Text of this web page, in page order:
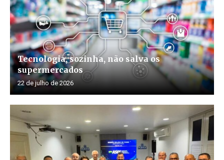
Tecnologia, sozinha, não salva os
supermercados
22 de julho de 2026